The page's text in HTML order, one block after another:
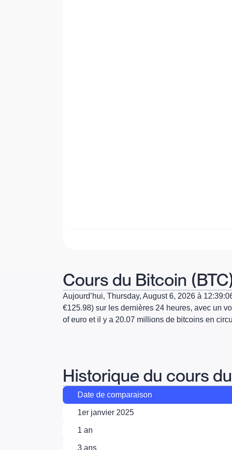
Cours du Bitcoin
Aujourd’hui, Thursday, August 6, 2026à
€125.98)sur les dernières 24 heures, avec un
of euroet il y a 20.07 millions de bitcoins en
Historique du cours
Date de comparaison
1er janvier 2025
1 an
3 ans